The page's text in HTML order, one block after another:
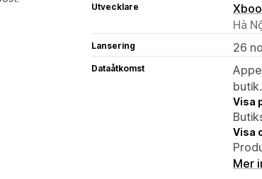
Utvecklare
Hà
Lansering 26
Dataåtkomst
Visa
Visa
Mer